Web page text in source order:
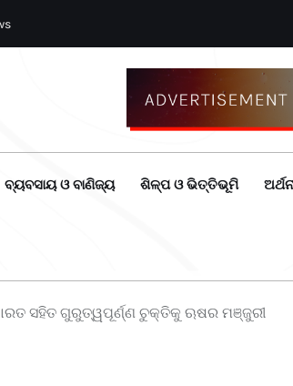
ବ୍ୟବସାୟ ଓ ବାଣିଜ୍ୟ ଶିଳ୍ପ ଓ ଭିତ୍ତିଭୂମି
ସହିତ ଗୁରୁତ୍ୱପୂର୍ଣ୍ଣ ଚୁକ୍ତିକୁ ଋଷର ମଞ୍ଜୁରୀ